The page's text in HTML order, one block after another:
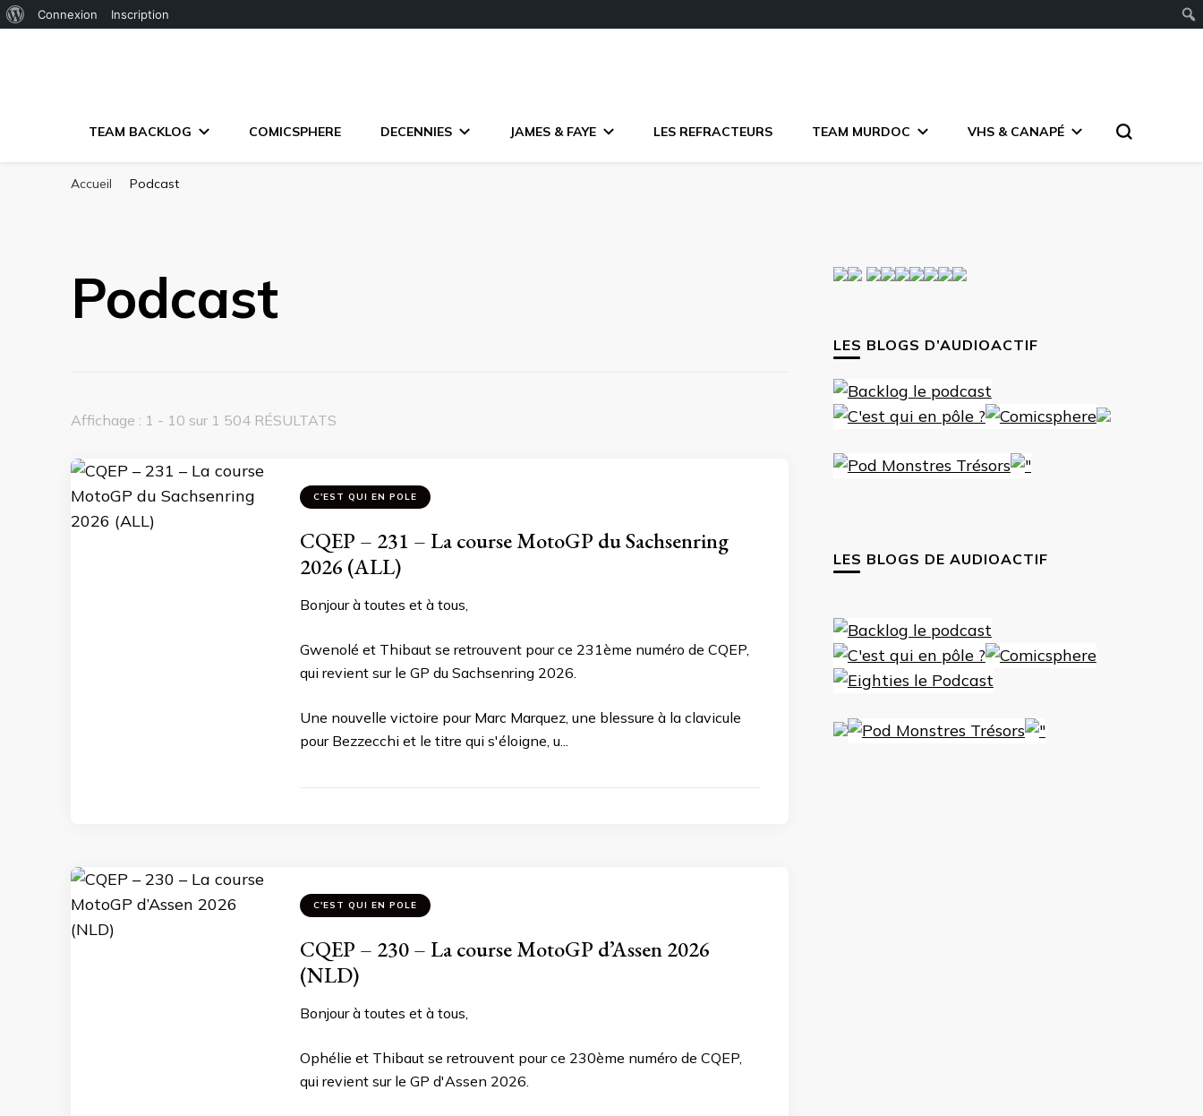
Connexion Inscription
TEAM BACKLOG COMICSPHERE DECENNIES JAMES & FAYE LES REFRACTEURS TEAM MURDOC VHS & CANAPÉ
Accueil Podcast
Podcast
Affichage : 1 - 10 sur 1 504 RÉSULTATS
C'EST QUI EN POLE
CQEP – 231 – La course MotoGP du Sachsenring
2026 (ALL)
Bonjour à toutes et à tous,
Gwenolé et Thibaut se retrouvent pour ce 231ème numéro de CQEP,
qui revient sur le GP du Sachsenring 2026.
Une nouvelle victoire pour Marc Marquez, une blessure à la clavicule
pour Bezzecchi et le titre qui s'éloigne, u...
C'EST QUI EN POLE
CQEP – 230 – La course MotoGP d’Assen 2026
(NLD)
Bonjour à toutes et à tous,
Ophélie et Thibaut se retrouvent pour ce 230ème numéro de CQEP,
qui revient sur le GP d'Assen 2026.
LES BLOGS D’AUDIOACTIF
LES BLOGS DE AUDIOACTIF